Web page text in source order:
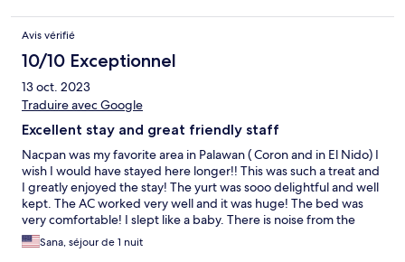
shown some graphics of what the final product will be like, and
it simply looks astonishing! Big thanks to the team for the short
sneak peak into what will no doubt be a one of a kind
experience!
Avis vérifié
10/10 Exceptionnel
13 oct. 2023
Traduire avec Google
Excellent stay and great friendly staff
Nacpan was my favorite area in Palawan ( Coron and in El Nido) I
wish I would have stayed here longer!! This was such a treat and
I greatly enjoyed the stay! The yurt was sooo delightful and well
kept. The AC worked very well and it was huge! The bed was
very comfortable! I slept like a baby. There is noise from the
restaurant but until a reasonable hour..10-1030. The beach was
magnificent and the food was excellent! They have a brick oven
Sana, séjour de 1 nuit